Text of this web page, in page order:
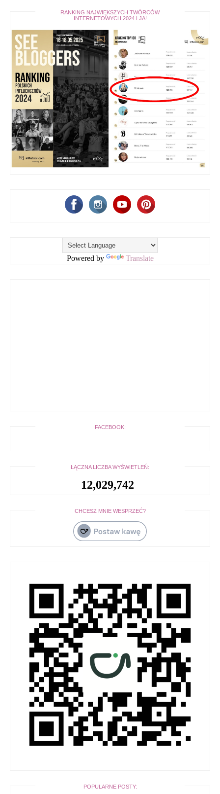
RANKING NAJWIĘKSZYCH TWÓRCÓW
INTERNETOWYCH 2024 I JA!
Powered by Translate
FACEBOOK:
ŁĄCZNA LICZBA WYŚWIETLEŃ:
12,029,742
CHCESZ MNIE WESPRZEĆ?
POPULARNE POSTY: